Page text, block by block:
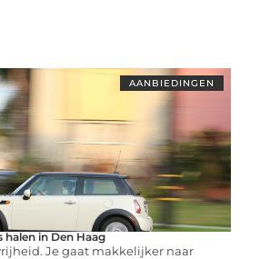
AANBIEDINGEN
halen in Den Haag
Je gaat makkelijker naar